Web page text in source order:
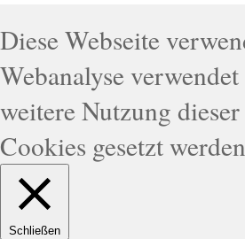
Diese Webseite
Webanalyse
weitere Nutzung
Cookies gesetzt
Schließen